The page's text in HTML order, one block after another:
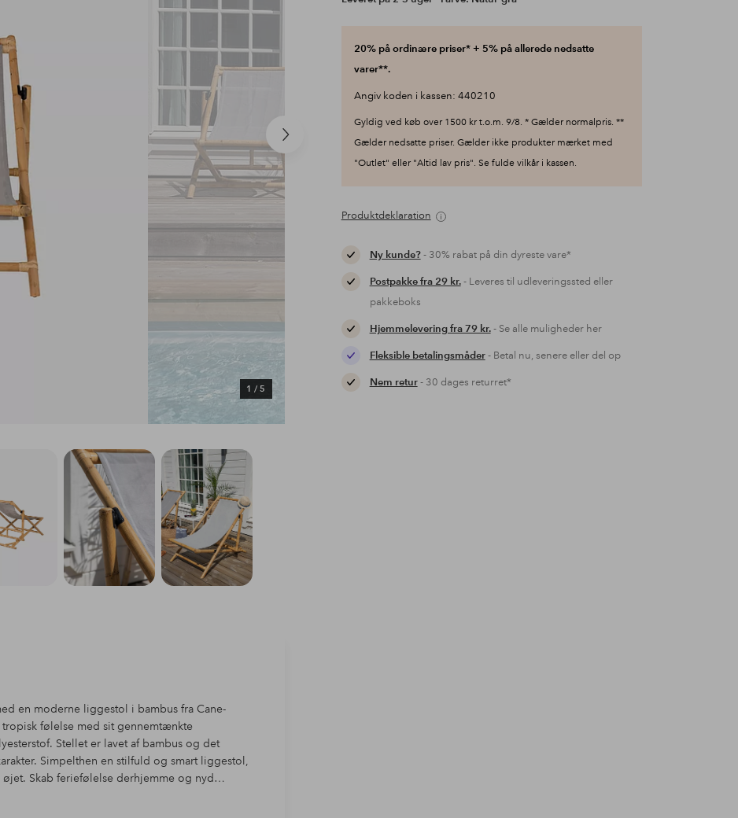
Næste
produkt
1 / 5
20% på ordinære priser* + 5% på allerede nedsatte
varer**.
Angiv koden i kassen: 440210
Gyldig ved køb over 1500 kr t.o.m. 9/8. * Gælder normalpris. **
Gælder nedsatte priser. Gælder ikke produkter mærket med
"Outlet" eller "Altid lav pris". Se fulde vilkår i kassen.
Produktdeklaration
Ny kunde?- 30% rabat på din dyreste vare*
Postpakke fra 29 kr.- Leveres til udleveringssted eller
pakkeboks
Hjemmelevering fra 79 kr.- Se alle muligheder her
Fleksible betalingsmåder- Betal nu, senere eller del op
Nem retur- 30 dages returret*
en moderne liggestol i bambus fra Cane-
følelse med sit gennemtænkte
Stellet er lavet af bambus og det
Simpelthen en stilfuld og smart liggestol,
Skab feriefølelse derhjemme og nyd